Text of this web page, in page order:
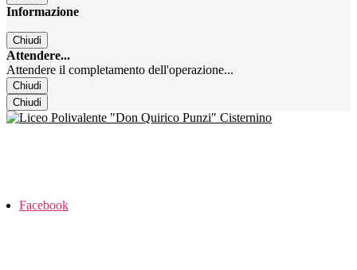
Informazione
Chiudi
Attendere...
Attendere il completamento dell'operazione...
Chiudi
Chiudi
Facebook